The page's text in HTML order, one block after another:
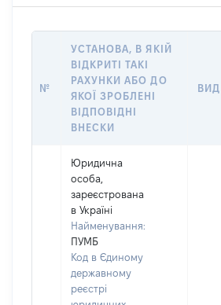
№
УСТАНОВА, В ЯКІЙ
ВІДКРИТІ ТАКІ
РАХУНКИ АБО ДО
ЯКОЇ ЗРОБЛЕНІ
ВІДПОВІДНІ
ВНЕСКИ
Юридична
особа,
зареєстрована
в Україні
Найменування:
ПУМБ
Код в Єдиному
державному
реєстрі